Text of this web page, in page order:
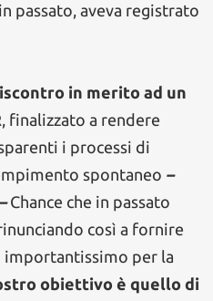
passato, aveva registrato
in merito ad un
, finalizzato a rendere
i processi di
spontaneo –
Chance che in passato
così a fornire
per la
obiettivo è quello di